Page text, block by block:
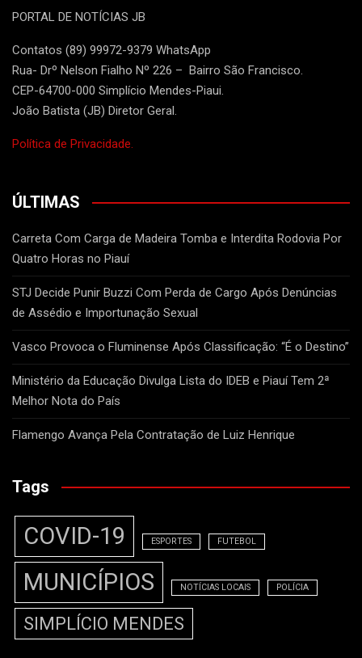
PORTAL DE NOTÍCIAS JB
Contatos (89) 99972-9379 WhatsApp
Rua- Drº Nelson Fialho Nº 226 – Bairro São Francisco.
CEP-64700-000 Simplício Mendes-Piaui.
João Batista (JB) Diretor Geral.
Política de Privacidade.
ÚLTIMAS
Carreta Com Carga de Madeira Tomba e Interdita Rodovia Por
Quatro Horas no Piauí
STJ Decide Punir Buzzi Com Perda de Cargo Após Denúncias
de Assédio e Importunação Sexual
Vasco Provoca o Fluminense Após Classificação: “É o Destino”
Ministério da Educação Divulga Lista do IDEB e Piauí Tem 2ª
Melhor Nota do País
Flamengo Avança Pela Contratação de Luiz Henrique
Tags
COVID-19 ESPORTES FUTEBOL
MUNICÍPIOS NOTÍCIAS LOCAIS POLÍCIA
SIMPLÍCIO MENDES